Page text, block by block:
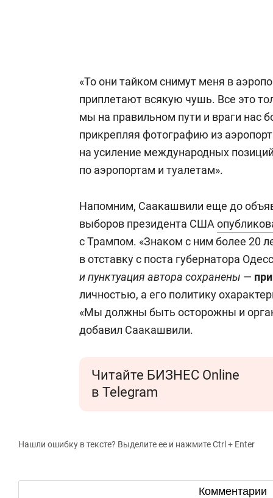
«То они тайком снимут меня в
приплетают всякую чушь. Все это
мы на правильном пути и враги нас
прикрепляя фотографию из
на усиление международных
по аэропортам и туалетам».
Напомним, Саакашвили еще до
выборов президента США
с Трампом. «Знаком с ним более 20
в отставку с поста губернатора
и пунктуация автора сохранены —
личностью, а его политику
«Мы должны быть осторожны и
добавил Саакашвили.
Читайте БИЗНЕС Online
в Telegram
Нашли ошибку в тексте? Выделите ее и нажмите Ctrl + Enter
Комментарии